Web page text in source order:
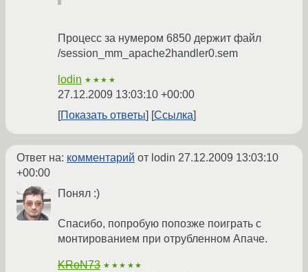
Процесс за нумером 6850 держит файл
/session_mm_apache2handler0.sem
lodin ★★★★
27.12.2009 13:03:10 +00:00
Показать ответы
Ссылка
Ответ на: комментарий от lodin 27.12.2009 13:03:10
+00:00
Понял :)
Спасибо, попробую попозже поиграть с
монтированием при отрубленном Апаче.
KRoN73 ★★★★★